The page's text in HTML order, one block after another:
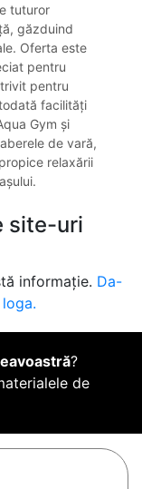
tuturor
găzduind
Oferta este
pentru
pentru
facilități
Gym și
de vară,
relaxării
site-uri
informație. Da-
?
de